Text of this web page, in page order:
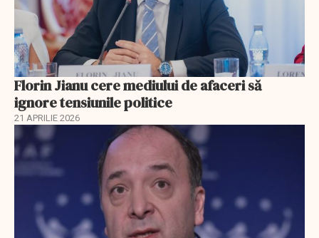
Florin Jianu cere mediului de afaceri să
ignore tensiunile politice
21 APRILIE 2026
EXCLUSIV